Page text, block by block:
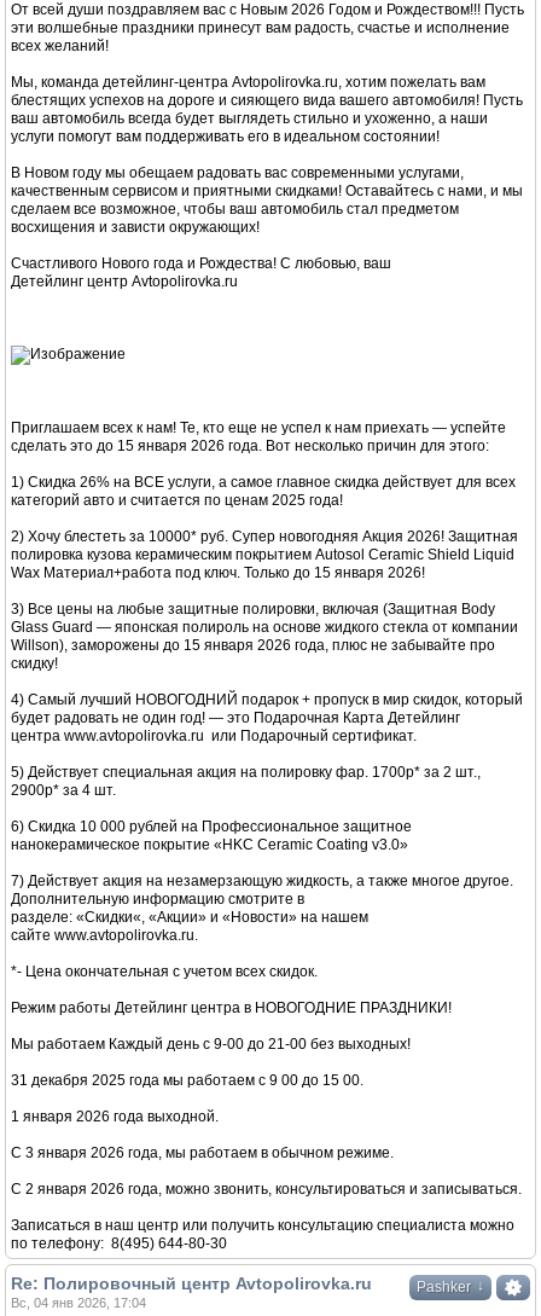
От всей души поздравляем вас с Новым 2026 Годом и Рождеством!!! Пусть
эти волшебные праздники принесут вам радость, счастье и исполнение
всех желаний!
Мы, команда детейлинг-центра Avtopolirovka.ru, хотим пожелать вам
блестящих успехов на дороге и сияющего вида вашего автомобиля! Пусть
ваш автомобиль всегда будет выглядеть стильно и ухоженно, а наши
услуги помогут вам поддерживать его в идеальном состоянии!
В Новом году мы обещаем радовать вас современными услугами,
качественным сервисом и приятными скидками! Оставайтесь с нами, и мы
сделаем все возможное, чтобы ваш автомобиль стал предметом
восхищения и зависти окружающих!
Счастливого Нового года и Рождества! С любовью, ваш
Детейлинг центр Avtopolirovka.ru
Приглашаем всех к нам! Те, кто еще не успел к нам приехать — успейте
сделать это до 15 января 2026 года. Вот несколько причин для этого:
1) Скидка 26% на ВСЕ услуги, а самое главное скидка действует для всех
категорий авто и считается по ценам 2025 года!
2) Хочу блестеть за 10000* руб. Супер новогодняя Акция 2026! Защитная
полировка кузова керамическим покрытием Autosol Ceramic Shield Liquid
Wax Материал+работа под ключ. Только до 15 января 2026!
3) Все цены на любые защитные полировки, включая (Защитная Вody
Glass Guard — японская полироль на основе жидкого стекла от компании
Willson), заморожены до 15 января 2026 года, плюс не забывайте про
скидку!
4) Самый лучший НОВОГОДНИЙ подарок + пропуск в мир скидок, который
будет радовать не один год! — это Подарочная Карта Детейлинг
центра www.avtopolirovka.ru или Подарочный сертификат.
5) Действует специальная акция на полировку фар. 1700р* за 2 шт.,
2900р* за 4 шт.
6) Скидка 10 000 рублей на Профессиональное защитное
нанокерамическое покрытие «HKC Ceramic Coating v3.0»
7) Действует акция на незамерзающую жидкость, а также многое другое.
Дополнительную информацию смотрите в
разделе: «Скидки«, «Акции» и «Новости» на нашем
сайте www.avtopolirovka.ru.
*- Цена окончательная с учетом всех скидок.
Режим работы Детейлинг центра в НОВОГОДНИЕ ПРАЗДНИКИ!
Мы работаем Каждый день с 9-00 до 21-00 без выходных!
31 декабря 2025 года мы работаем с 9 00 до 15 00.
1 января 2026 года выходной.
С 3 января 2026 года, мы работаем в обычном режиме.
С 2 января 2026 года, можно звонить, консультироваться и записываться.
Записаться в наш центр или получить консультацию специалиста можно
по телефону: 8(495) 644-80-30
Pashker ↓
Re: Полировочный центр Avtopolirovka.ru
Вс, 04 янв 2026, 17:04